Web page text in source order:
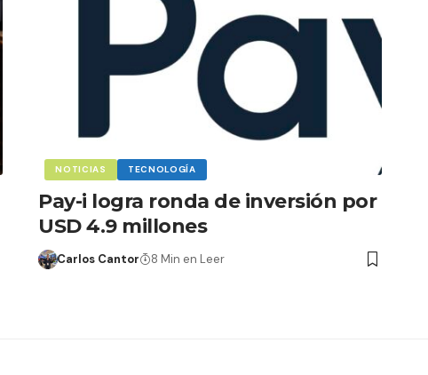
NOTICIAS TECNOLOGÍA
Pay-i logra ronda de inversión por
USD 4.9 millones
Carlos Cantor 8 Min en Leer